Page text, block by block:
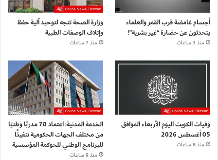
أجسام غامضة قرب القمر والعلماء
يتحدثون عن حضارة “غير بشرية”!
منذ 3 ساعات
وزارة الصحة تتجه لتوحيد آلية حفظ
وإتلاف الوصفات الطبية
منذ 7 ساعات
وفيات الكويت اليوم الأربعاء الموافق
05 أغسطس 2026
منذ 8 ساعات
الخدمة المدنية: اعتماد 70 مدربًا وطنيًا
من مختلف الجهات الحكومية تنفيذًا
للبرنامج الوطني للحوكمة المؤسسية
منذ 9 ساعات